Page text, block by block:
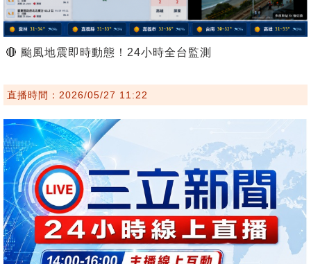
🔴 颱風地震即時動態！24小時全台監測
直播時間：2026/05/27 11:22